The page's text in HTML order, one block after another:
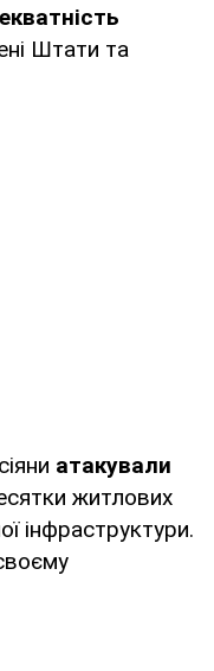
Штати та
атакували
житлових
інфраструктури.